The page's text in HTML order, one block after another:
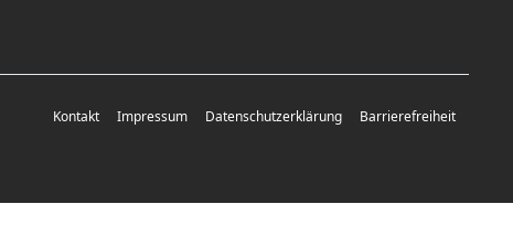
Kontakt Impressum Datenschutzerklärung Barrierefreiheit